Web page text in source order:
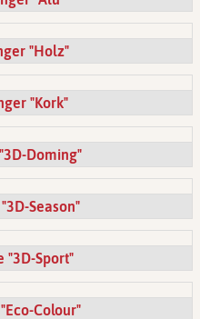
"Holz"
"Kork"
Doming"
Season"
"3D-Sport"
Colour"